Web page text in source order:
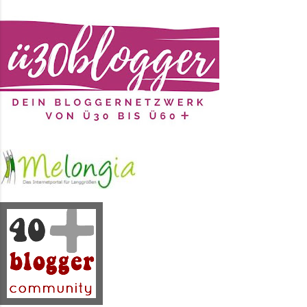
"mitgenommen". Und wie auch schon
2025 und 2019 haben wir auf
halber Strecke angehalten und am
selben Ort ein paar Fotos gemacht.
Das Kleid ist wie gesagt 2017 bei
mir eingezogen. Mit der Ray Ban
und den Schlappen hattet Ihr
Vergnügen. Die runde Strohtasche
durfte übrigens 2018 bei mir
einziehen. Statementketten...